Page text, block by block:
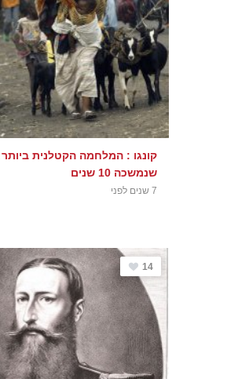
שנמשכה 10 שנים
7 שנים לפני
14